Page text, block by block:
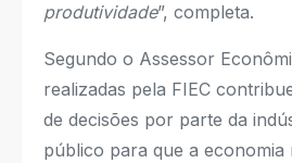
produtividade”, completa.
Segundo o Assessor
realizadas pela FIEC
de decisões por parte da
público para que a economia